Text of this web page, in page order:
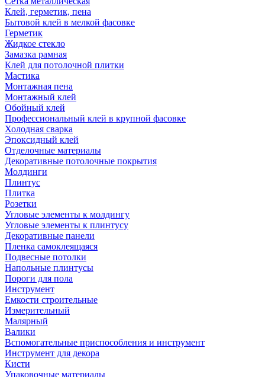
Клей, герметик, пена
Бытовой клей в мелкой фасовке
Герметик
Жидкое стекло
Замазка рамная
Клей для потолочной плитки
Мастика
Монтажная пена
Монтажный клей
Обойный клей
Профессиональный клей в крупной фасовке
Холодная сварка
Эпоксидный клей
Отделочные материалы
Декоративные потолочные покрытия
Молдинги
Плинтус
Плитка
Розетки
Угловые элементы к молдингу
Угловые элементы к плинтусу
Декоративные панели
Пленка самоклеящаяся
Подвесные потолки
Напольные плинтусы
Пороги для пола
Инструмент
Емкости строительные
Измерительный
Малярный
Валики
Вспомогательные приспособления и инструмент
Инструмент для декора
Кисти
Упаковочные материалы